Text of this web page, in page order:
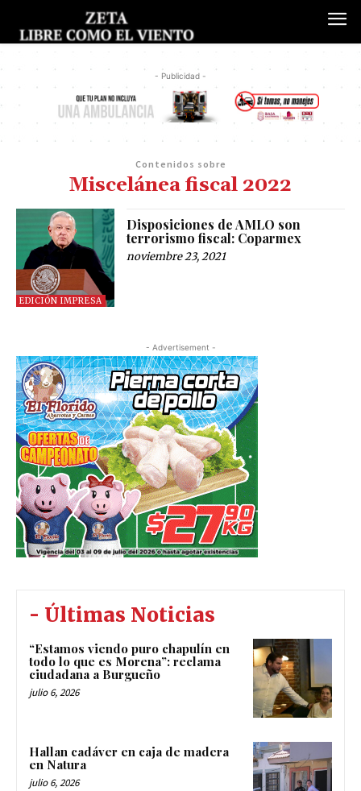
- Publicidad -
Contenidos sobre
Miscelánea fiscal 2022
EDICIÓN IMPRESA
Disposiciones de AMLO son
terrorismo fiscal: Coparmex
noviembre 23, 2021
- Advertisement -
- Últimas Noticias
“Estamos viendo puro chapulín en
todo lo que es Morena”: reclama
ciudadana a Burgueño
julio 6, 2026
Hallan cadáver en caja de madera
en Natura
julio 6, 2026